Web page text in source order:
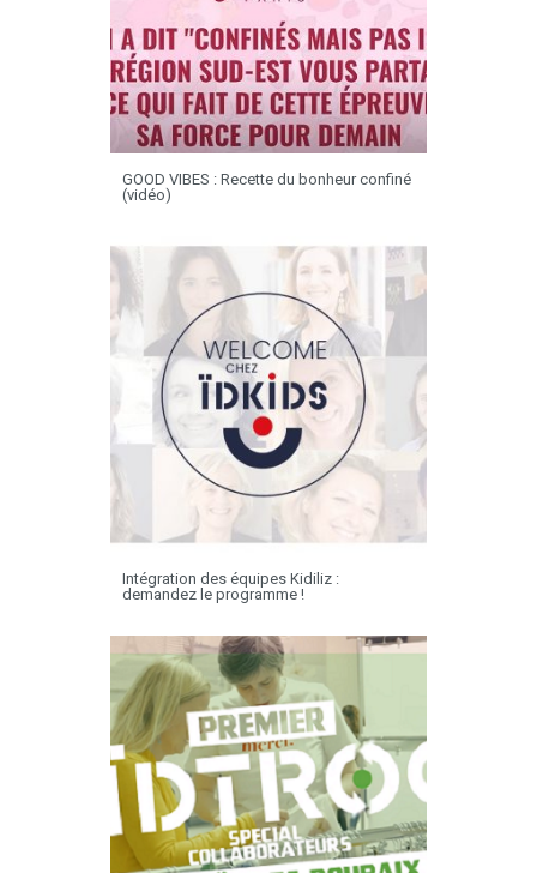
GOOD VIBES : Recette du bonheur confiné
(vidéo)
Intégration des équipes Kidiliz :
demandez le programme !